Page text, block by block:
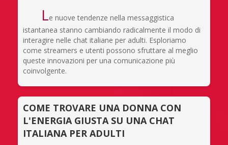
Le nuove tendenze nella messaggistica
istantanea stanno cambiando radicalmente il modo di
interagire nelle chat italiane per adulti. Esploriamo
come streamers e utenti possono sfruttare al meglio
queste innovazioni per una comunicazione più
coinvolgente.
COME TROVARE UNA DONNA CON
L'ENERGIA GIUSTA SU UNA CHAT
ITALIANA PER ADULTI